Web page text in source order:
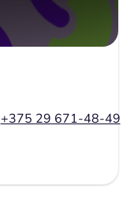
+375 29 671-48-49